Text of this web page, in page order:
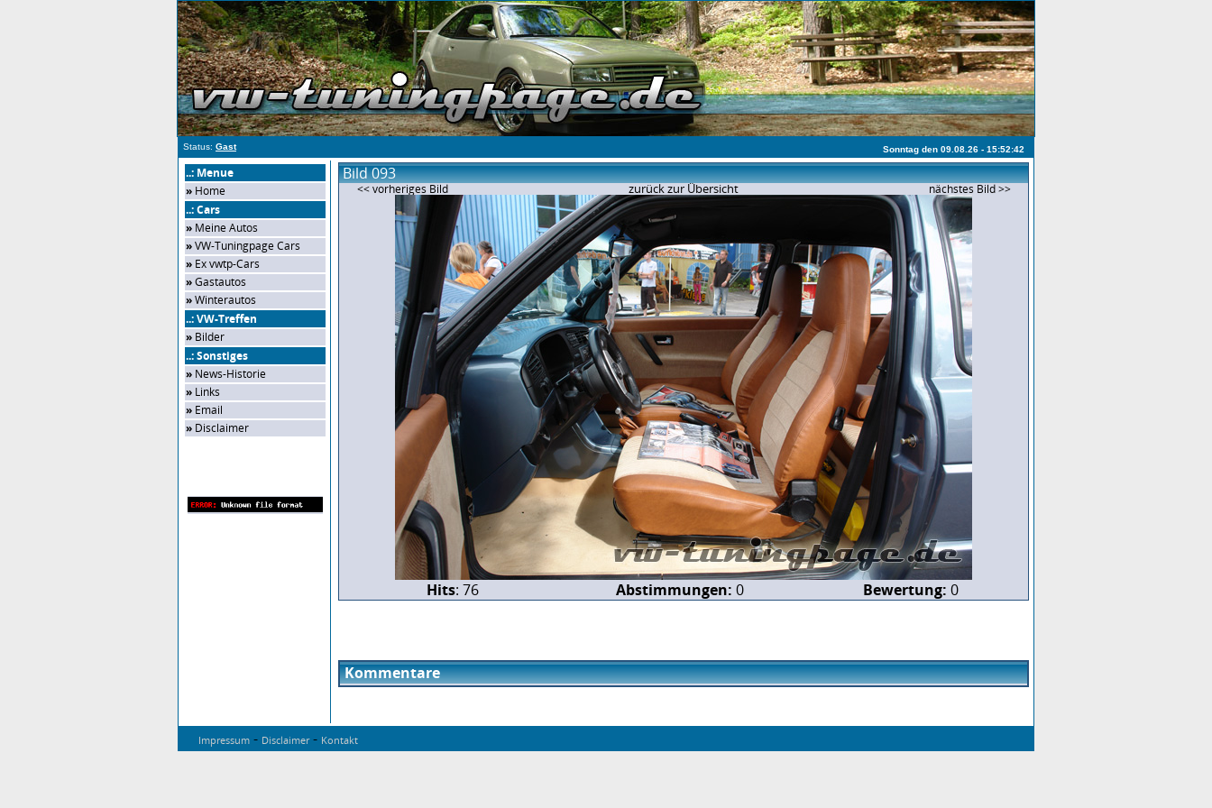
Status: Gast Sonntag den 09.08.26 - 15:52:42
..: Menue
» Home
..: Cars
» Meine Autos
»VW-Tuningpage Cars
» Ex vwtp-Cars
»Gastautos
»Winterautos
..: VW-Treffen
» Bilder
..: Sonstiges
» News-Historie
» Links
» Email
» Disclaimer
Bild 093
<< vorheriges Bild zurück zur Übersicht nächstes Bild >>
Hits: 76 Abstimmungen: 0 Bewertung: 0
Kommentare
Impressum - Disclaimer- Kontakt